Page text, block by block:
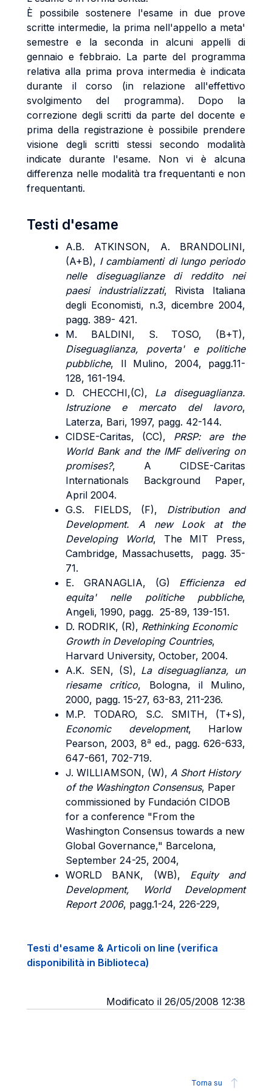
È possibile sostenere l'esame in due prove
scritte intermedie, la prima nell'appello a meta'
semestre e la seconda in alcuni appelli di
gennaio e febbraio. La parte del programma
relativa alla prima prova intermedia è indicata
durante il corso (in relazione all'effettivo
svolgimento del programma). Dopo la
correzione degli scritti da parte del docente e
prima della registrazione è possibile prendere
visione degli scritti stessi secondo modalità
indicate durante l'esame. Non vi è alcuna
differenza nelle modalità tra frequentanti e non
frequentanti.
Testi d'esame
A.B. ATKINSON, A. BRANDOLINI,
(A+B), I cambiamenti di lungo periodo
nelle diseguaglianze di reddito nei
paesi industrializzati, Rivista Italiana
degli Economisti, n.3, dicembre 2004,
pagg. 389- 421.
M. BALDINI, S. TOSO, (B+T),
Diseguaglianza, poverta' e politiche
pubbliche, Il Mulino, 2004, pagg.11-
128, 161-194.
D. CHECCHI,(C), La diseguaglianza.
Istruzione e mercato del lavoro,
Laterza, Bari, 1997, pagg. 42-144.
CIDSE-Caritas, (CC), PRSP: are the
World Bank and the IMF delivering on
promises?, A CIDSE-Caritas
Internationals Background Paper,
April 2004.
G.S. FIELDS, (F), Distribution and
Development. A new Look at the
Developing World, The MIT Press,
Cambridge, Massachusetts, pagg. 35-
71.
E. GRANAGLIA, (G) Efficienza ed
equita' nelle politiche pubbliche,
Angeli, 1990, pagg. 25-89, 139-151.
D. RODRIK, (R), Rethinking Economic
Growth in Developing Countries,
Harvard University, October, 2004.
A.K. SEN, (S), La diseguaglianza, un
riesame critico, Bologna, il Mulino,
2000, pagg. 15-27, 63-83, 211-236.
M.P. TODARO, S.C. SMITH, (T+S),
Economic development, Harlow
Pearson, 2003, 8a ed., pagg. 626-633,
647-661, 702-719.
J. WILLIAMSON, (W), A Short History
of the Washington Consensus, Paper
commissioned by Fundación CIDOB
for a conference "From the
Washington Consensus towards a new
Global Governance," Barcelona,
September 24-25, 2004,
WORLD BANK, (WB), Equity and
Development, World Development
Report 2006, pagg.1-24, 226-229,
Testi d'esame & Articoli on line (verifica
disponibilità in Biblioteca)
Modificato il 26/05/2008 12:38
Torna su